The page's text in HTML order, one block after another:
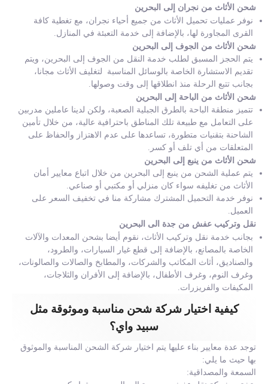
شحن الأثاث من نجران إلى البحرين
نوفر عمليات تحميل الأثاث من جميع أحياء نجران، مع تغطية كافة
القرى المجاورة لها، بالإضافة إلى خدمة التعبئة في المنازل.
شحن الأثاث من الجوف إلى البحرين
يتم الحجز المسبق لطلب خدمة النقل من الجوف إلى البحرين، ويتم
تقديم الاستشارة الخاصة بالوسائل المناسبة لتغليف الأثاث مجانا،
بجانب تتبع الرحلة منذ انطلاقها إلى وقت وصولها.
شحن الأثاث من الباحة إلى البحرين
تتميز منطقة الباحة بالطرق الجبلية الصعبة، ولكن لدينا عاملين مدربين
على التعامل مع طبيعة تلك المناطق باحترافية عالية، من خلال تأمين
الشاحنة بتقنيات متطورة، تساعدها على عدم الاهتزاز والحفاظ على
المتعلقات من أي تلف أو كسر.
شحن الأثاث من ينبع إلى البحرين
يتم عملية الشحن من ينبع إلى البحرين من خلال اتباع معايير أمان
الأثاث من تغليفه سواء كان منزلي أو مكتبي أو صناعي.
نوفر خدمة التحميل المشترك مشاركة منا في تخفيف السعر على
العميل.
نقل وتركيب عفش من جدة الى البحرين
بجانب خدمة نقل وتركيب الأثاث، نقوم أيضا بشحن المعدات والآلات
الخاصة بالمصانع، بالإضافة إلى قطع غيار السيارات، والطرود،
والصناديق، أثاث المكاتب والشركات، والمطابخ والصالات والصالونات،
وغرف النوم، وغرف الأطفال، بالإضافة إلى الأفران والثلاجات،
المكيفات والفريزرات.
كيفية اختيار شركة شحن مناسبة وموثوقة مثل
سبيد واي؟
توجد عدة معايير بناء عليها يتم اختيار شركة الشحن المناسبة والموثوق
بها حيث ما يلي:
السمعة والمصداقية: